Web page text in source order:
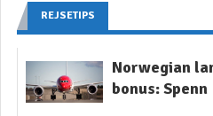
REJSETIPS
Norwegian
bonus: Spenn